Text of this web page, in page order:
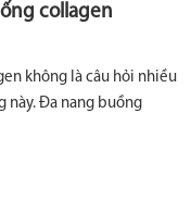
collagen
không là câu hỏi nhiều
này. Đa nang buồng